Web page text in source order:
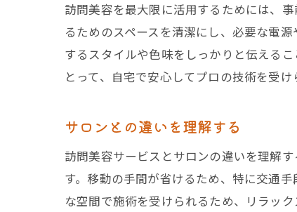
訪問美容を最大限に活用するためには、
るためのスペースを清潔にし、必要な電
するスタイルや色味をしっかりと伝える
とって、自宅で安心してプロの技術を受け
サロンとの違いを理解する
訪問美容サービスとサロンの違いを理解
す。移動の手間が省けるため、特に交通
な空間で施術を受けられるため、リラッ